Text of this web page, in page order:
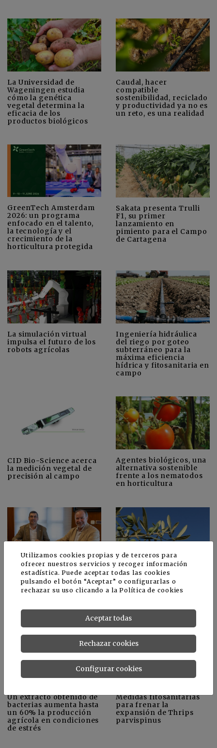
La Universidad de
Wageningen estudia
cómo la genética
vegetal determina la
eficacia de los
productos biológicos
Caudal, hacer
compatible
sostenibilidad, reciclado
y productividad ya no es
un reto, es una realidad
GreenTech Amsterdam
2026: un programa
enfocado en el talento,
la tecnología y el
crecimiento de la
horticultura protegida
Sakata presenta Trulli
F1, su primer
lanzamiento en
pimiento para el Campo
de Cartagena
La simulación virtual
impulsa el futuro de los
robots agrícolas
Ingeniería hidráulica
del riego por goteo
subterráneo para la
máxima eficiencia
hídrica y fitosanitaria en
campo
CID Bio-Science acerca
la medición vegetal de
precisión al campo
Agentes biológicos, una
alternativa sostenible
frente a los nematodos
en horticultura
El XI Congreso
Internacional de Frutos
Rojos se celebrará los
días 17 y 18 de junio en
Evaluación de la
actividad antifúngica de
un extracto acuoso de
cebolla frente a
olivo
Un extracto obtenido de
bacterias aumenta hasta
un 60% la producción
agrícola en condiciones
de estrés
Medidas fitosanitarias
para frenar la
expansión de Thrips
parvispinus
Utilizamos cookies propias y de terceros para
ofrecer nuestros servicios y recoger información
estadística. Puede aceptar todas las cookies
pulsando el botón “Aceptar” o configurarlas o
rechazar su uso clicando a laPolítica de cookies
Aceptar todas
Rechazar cookies
Configurar cookies